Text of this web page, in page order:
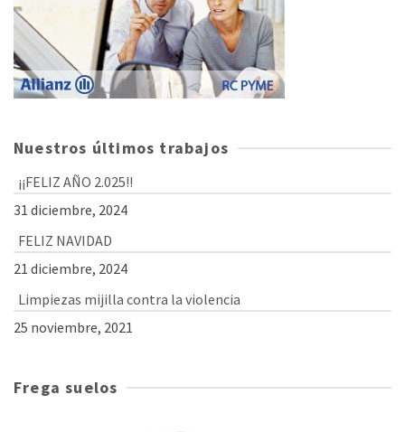
Nuestros últimos trabajos
¡¡FELIZ AÑO 2.025!!
31 diciembre, 2024
FELIZ NAVIDAD
21 diciembre, 2024
Limpiezas mijilla contra la violencia
25 noviembre, 2021
Frega suelos